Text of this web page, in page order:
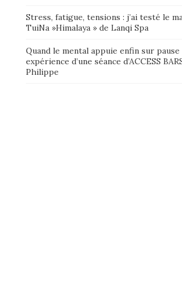
Stress, fatigue, tensions : j’ai testé le
TuiNa »Himalaya » de Lanqi Spa
Quand le mental appuie enfin sur pause
expérience d’une séance d’ACCESS
Philippe